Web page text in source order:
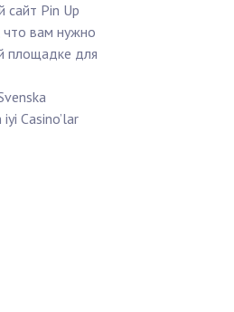
сайт Pin Up
что вам нужно
площадке для
Casino’lar